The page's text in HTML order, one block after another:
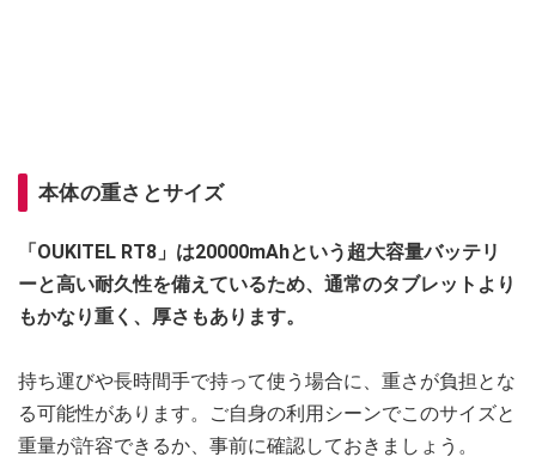
本体の重さとサイズ
「OUKITEL RT8」は20000mAhという超大容量バッテリ
ーと高い耐久性を備えているため、通常のタブレットより
もかなり重く、厚さもあります。
持ち運びや長時間手で持って使う場合に、重さが負担とな
る可能性があります。ご自身の利用シーンでこのサイズと
重量が許容できるか、事前に確認しておきましょう。